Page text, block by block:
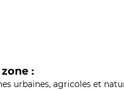
:
urbaines, agricoles et